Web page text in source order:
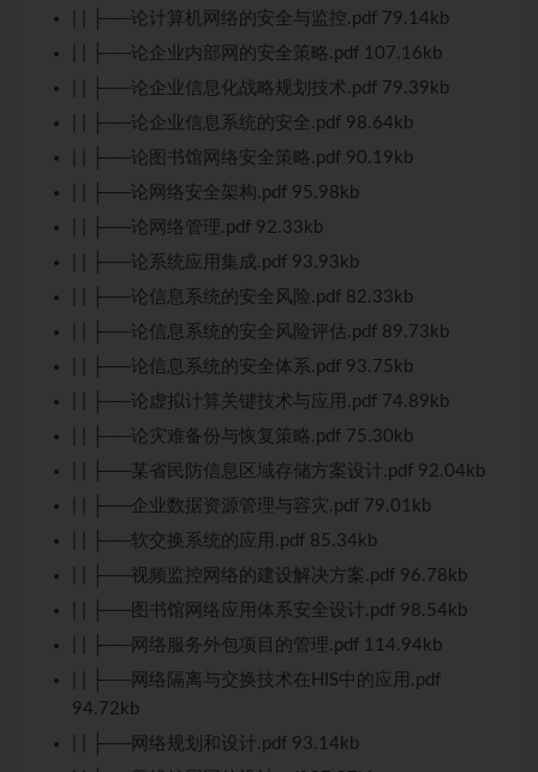
| | ├──论计算机网络的安全与监控.pdf 79.14kb
| | ├──论企业内部网的安全策略.pdf 107.16kb
| | ├──论企业信息化战略规划技术.pdf 79.39kb
| | ├──论企业信息系统的安全.pdf 98.64kb
| | ├──论图书馆网络安全策略.pdf 90.19kb
| | ├──论网络安全架构.pdf 95.98kb
| | ├──论网络管理.pdf 92.33kb
| | ├──论系统应用集成.pdf 93.93kb
| | ├──论信息系统的安全风险.pdf 82.33kb
| | ├──论信息系统的安全风险评估.pdf 89.73kb
| | ├──论信息系统的安全体系.pdf 93.75kb
| | ├──论虚拟计算关键技术与应用.pdf 74.89kb
| | ├──论灾难备份与恢复策略.pdf 75.30kb
| | ├──某省民防信息区域存储方案设计.pdf 92.04kb
| | ├──企业数据资源管理与容灾.pdf 79.01kb
| | ├──软交换系统的应用.pdf 85.34kb
| | ├──视频监控网络的建设解决方案.pdf 96.78kb
| | ├──图书馆网络应用体系安全设计.pdf 98.54kb
| | ├──网络服务外包项目的管理.pdf 114.94kb
| | ├──网络隔离与交换技术在HIS中的应用.pdf
94.72kb
| | ├──网络规划和设计.pdf 93.14kb